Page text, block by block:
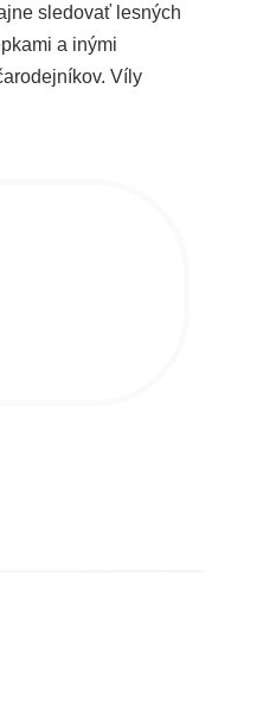
sledovať lesných
a inými
Víly